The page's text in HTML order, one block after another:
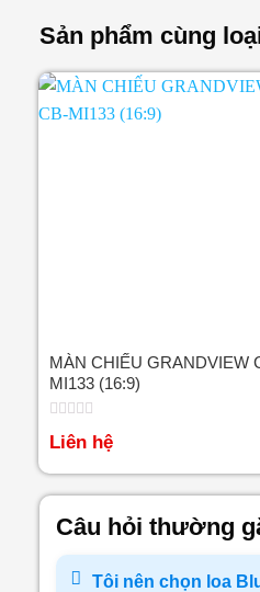
Sản phẩm cùng
MÀN CHIẾU GRANDVIEW
MI133 (16:9)
Được
xếp
0
5
Liên hệ
Câu hỏi thường
Tôi nên chọn loa